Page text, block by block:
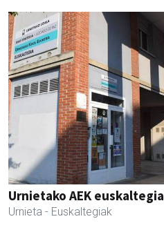
Urnietako AEK euskaltegia
Urnieta - Euskaltegiak